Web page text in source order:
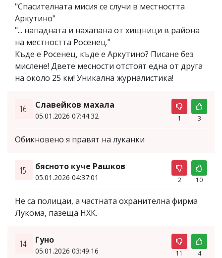
"Спасителната мисия се случи в местността
Аркутино"
"... нападната и нахапана от хищници в района
на местността Росенец."
Къде е Росенец, къде е Аркутино? Писане без
мислене! Двете месности отстоят една от друга
на около 25 км! Уникална журналистика!
16. Славейков махала
05.01.2026 07:44:32 1 3
Обикновено я правят на луканки
15. бясното куче Рашков
05.01.2026 04:37:01 2 10
Не са полицаи, а частната охранителна фирма
Лукома, пазеща НХК.
14. Гуно
05.01.2026 03:49:16 11 4